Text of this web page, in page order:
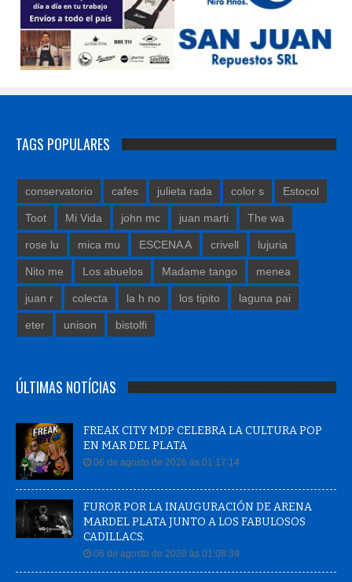
TAGS POPULARES
conservatorio cafes julieta rada color s Estocol
Toot Mi Vida john mc juan marti The wa
rose lu mica mu ESCENA A crivell lujuria
Nito me Los abuelos Madame tango menea
juan r colecta la h no los tipito laguna pai
eter unison bistolfi
ÚLTIMAS NOTÍCIAS
FREAK CITY MDP CELEBRA LA CULTURA POP
EN MAR DEL PLATA
06 de agosto de 2026 às 01:17:14
FUROR POR LA INAUGURACIÓN DE ARENA
MARDEL PLATA JUNTO A LOS FABULOSOS
CADILLACS.
06 de agosto de 2026 às 01:08:39